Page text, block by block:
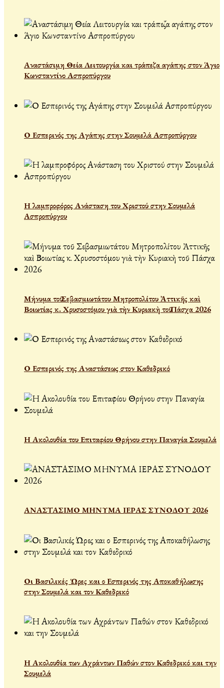
Αναστάσιμη Θεία Λειτουργία και τράπεζα αγάπης στον Άγιο
Κωνσταντίνο Ασπροπύργου
Ο Εσπερινός της Αγάπης στην Σουμελά Ασπροπύργου
Η λαμπροφόρος Ανάσταση του Χριστού στην Σουμελά
Ασπροπύργου
Μήνυμα τοῦ Σεβασμιωτάτου Μητροπολίτου Ἀττικῆς καὶ
Βοιωτίας κ. Χρυσοστόμου γιὰ τὴν Κυριακὴ τοῦ Πάσχα 2026
Ο Εσπερινός της Αναστάσεως στον Καθεδρικό
Η Ακολουθία του Επιταφίου Θρήνου στην Παναγία Σουμελά
ΑΝΑΣΤΑΣΙΜΟ ΜΗΝΥΜΑ ΙΕΡΑΣ ΣΥΝΟΔΟΥ 2026
Οι Βασιλικές Ώρες και ο Εσπερινός της Αποκαθήλωσης
στην Σουμελά και τον Καθεδρικό
Η Ακολουθία των Αχράντων Παθών στον Καθεδρικό και την
Σουμελά